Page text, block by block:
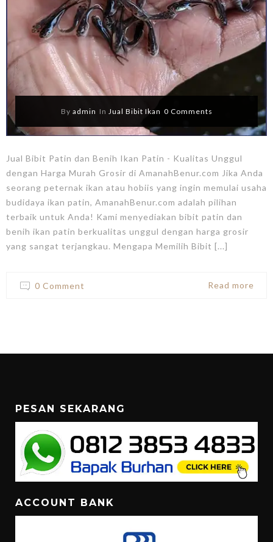
By admin In Jual Bibit Ikan 0 Comments
Jual Bibit Patin dan Benih Ikan Patin - Kualitas Unggul
dengan Harga Murah Grosir di AmanahBenur.com Jika Anda
seorang peternak ikan atau hobiis yang ingin memulai usaha
budidaya ikan patin, AmanahBenur.com adalah pilihan
terbaik untuk Anda! Kami menyediakan bibit patin dan
benih ikan patin berkualitas unggul dengan harga grosir
yang sangat terjangkau. Mengapa Memilih Bibit [...]
0 Comment Read more
PESAN SEKARANG
ACCOUNT BANK